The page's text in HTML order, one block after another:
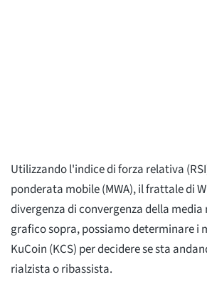
Utilizzando l'indice di forza relativa
ponderata mobile (MWA), il frattale di
divergenza di convergenza della media
grafico sopra, possiamo determinare i
KuCoin (KCS) per decidere se sta
rialzista o ribassista.